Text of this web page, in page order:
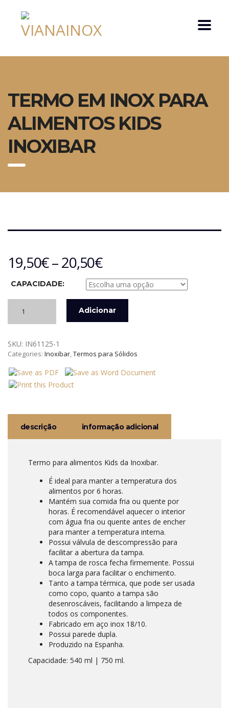
TERMO EM INOX PARA
ALIMENTOS KIDS
INOXIBAR
19,50€–20,50€
CAPACIDADE:
TERMO
INOX
PARA
KIDS
INOXIBAR
Adicionar
SKU: IN61125-1
Categories: Inoxibar,Termos para Sólidos
descrição informação adicional
Termo para alimentos Kids da Inoxibar.
É ideal para manter a temperatura dos
alimentos por 6 horas.
Mantém sua comida fria ou quente por
horas. É recomendável aquecer o interior
com água fria ou quente antes de encher
para manter a temperatura interna.
Possui válvula de descompressão para
facilitar a abertura da tampa.
A tampa de rosca fecha firmemente. Possui
boca larga para facilitar o enchimento.
Tanto a tampa térmica, que pode ser usada
como copo, quanto a tampa são
desenroscáveis, facilitando a limpeza de
todos os componentes.
Fabricado em aço inox 18/10.
Possui parede dupla.
Produzido na Espanha.
Capacidade: 540 ml | 750 ml.